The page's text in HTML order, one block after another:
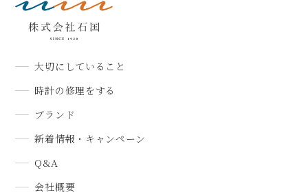
大切にしていること
時計の修理をする
ブランド
新着情報・キャンペーン
Q&A
会社概要